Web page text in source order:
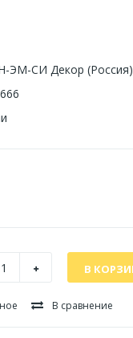
ЭМ-СИ Декор (Россия)
В сравнение